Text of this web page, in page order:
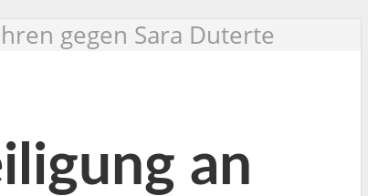
gegen Sara Duterte
an